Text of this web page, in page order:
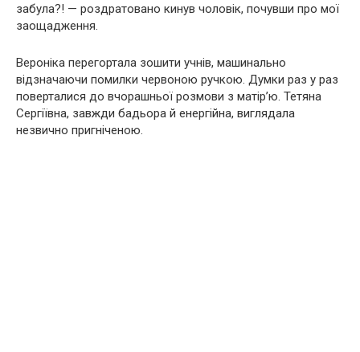
забула?! — роздратовано кинув чоловік, почувши про мої
заощадження.
Вероніка перегортала зошити учнів, машинально
відзначаючи помилки червоною ручкою. Думки раз у раз
поверталися до вчорашньої розмови з матір’ю. Тетяна
Сергіївна, завжди бадьора й енергійна, виглядала
незвично пригніченою.